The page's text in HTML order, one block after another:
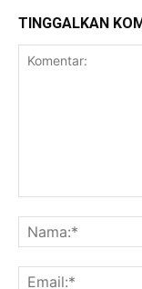
TINGGALKAN